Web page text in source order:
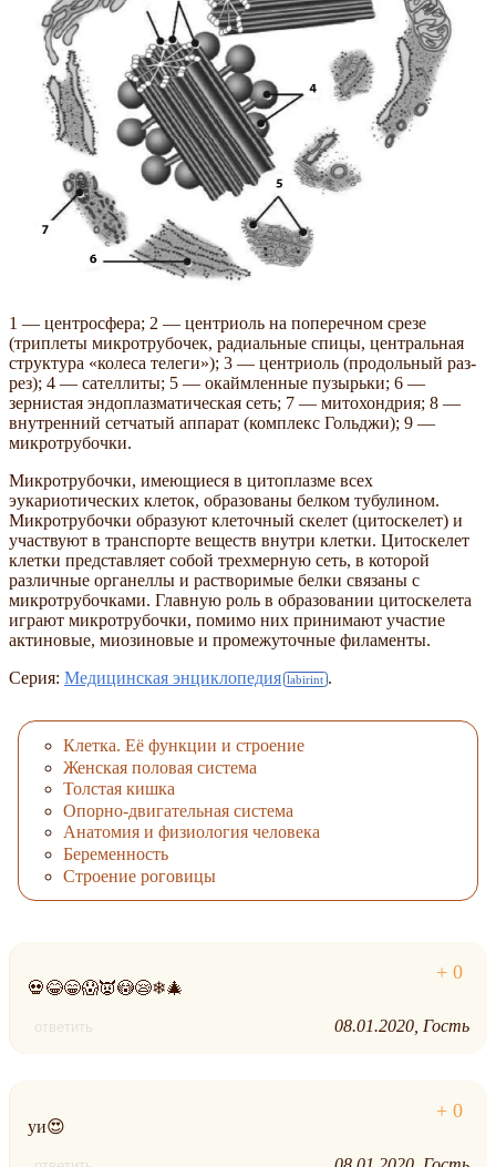
1 — центросфера; 2 — центриоль на поперечном срезе
(триплеты микротрубочек, радиальные спицы, центральная
структура «колеса телеги»); 3 — центриоль (продольный раз-
рез); 4 — сателлиты; 5 — окаймленные пузырьки; 6 —
зернистая эндоплазматическая сеть; 7 — митохондрия; 8 —
внутренний сетчатый аппарат (комплекс Гольджи); 9 —
микротрубочки.
Микротрубочки, имеющиеся в цитоплазме всех
эукариотических клеток, образованы белком тубулином.
Микротрубочки образуют клеточный скелет (цитоскелет) и
участвуют в транспорте веществ внутри клетки. Цитоскелет
клетки представляет собой трехмерную сеть, в которой
различные органеллы и растворимые белки связаны с
микротрубочками. Главную роль в образовании цитоскелета
играют микротрубочки, помимо них принимают участие
актиновые, миозиновые и промежуточные филаменты.
Серия: Медицинская энциклопедия .
Клетка. Её функции и строение
Женская половая система
Толстая кишка
Опорно-двигательная система
Анатомия и физиология человека
Беременность
Строение роговицы
💀😂😁😱👿😳😪❄🎄
ответить 08.01.2020 Гость
уи😍